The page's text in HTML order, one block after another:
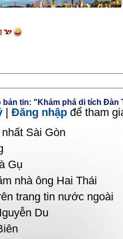
bản tin: "Khám phá di tích Đàn
| Đăng nhập để tham
Sài Gòn
Gụ
nhà ông Hai Thái
trang tin nước ngoài
Du